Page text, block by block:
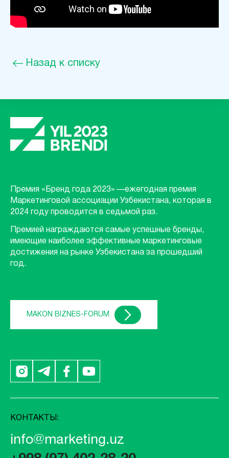
Назад к списку
Премия «Бренд года 2023» —ежегодная премия
Маркетинговой ассоциации Узбекистана, которая в
2024 году проводится в седьмой раз.
Премией награждаются самые успешные бренды,
имеющие наиболее эффективные маркетинговые
достижения на рынке Узбекистана за прошедший
год.
MAKON BIZNES-FORUM
КОНТАКТЫ:
info@marketing.uz